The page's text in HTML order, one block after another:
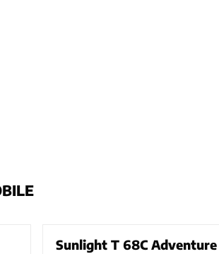
Sunlight T 68C Adventure